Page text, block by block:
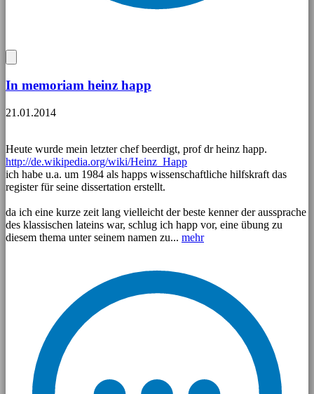
In memoriam heinz happ
21.01.2014
Heute wurde mein letzter chef beerdigt, prof dr heinz happ.
http://de.wikipedia.org/wiki/Heinz_Happ
ich habe u.a. um 1984 als happs wissenschaftliche hilfskraft das
register für seine dissertation erstellt.
da ich eine kurze zeit lang vielleicht der beste kenner der aussprache
des klassischen lateins war, schlug ich happ vor, eine übung zu
diesem thema unter seinem namen zu... mehr